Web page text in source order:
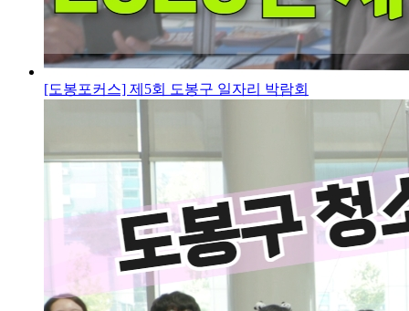
[도봉포커스] 제5회 도봉구 일자리 박람회